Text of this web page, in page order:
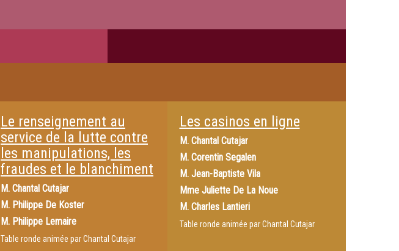
Le renseignement au
service de la lutte contre
les manipulations, les
fraudes et le blanchiment
M. Chantal Cutajar
M. Philippe De Koster
M. Philippe Lemaire
Table ronde animée par Chantal Cutajar
Les casinos en ligne
M. Chantal Cutajar
M. Corentin Segalen
M. Jean-Baptiste Vila
Mme Juliette De La Noue
M. Charles Lantieri
Table ronde animée par Chantal Cutajar